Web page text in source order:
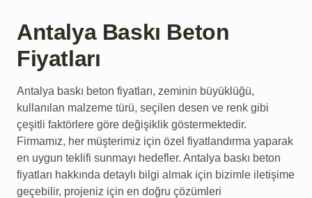
Antalya Baskı Beton
Fiyatları
Antalya baskı beton fiyatları, zeminin büyüklüğü,
kullanılan malzeme türü, seçilen desen ve renk gibi
çeşitli faktörlere göre değişiklik göstermektedir.
Firmamız, her müşterimiz için özel fiyatlandırma yaparak
en uygun teklifi sunmayı hedefler. Antalya baskı beton
fiyatları hakkında detaylı bilgi almak için bizimle iletişime
geçebilir, projeniz için en doğru çözümleri